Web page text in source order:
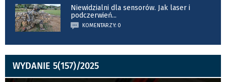
Niewidzialni dla sensorów. Jak laser i
podczerwień...
KOMENTARZY: 0
WYDANIE 5(157)/2025